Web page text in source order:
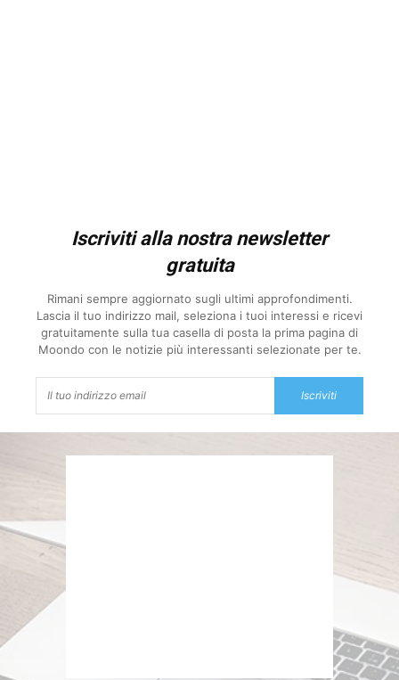
Iscriviti alla nostra newsletter
gratuita
Rimani sempre aggiornato sugli ultimi approfondimenti.
Lascia il tuo indirizzo mail, seleziona i tuoi interessi e ricevi
gratuitamente sulla tua casella di posta la prima pagina di
Moondo con le notizie più interessanti selezionate per te.
Iscriviti